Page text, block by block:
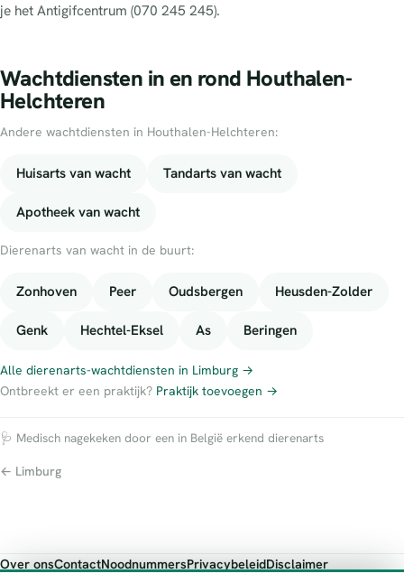
je het Antigifcentrum (070 245 245).
Wachtdiensten in en rond Houthalen-
Helchteren
Andere wachtdiensten in Houthalen-Helchteren:
Huisarts van wacht Tandarts van wacht
Apotheek van wacht
Dierenarts van wacht in de buurt:
Zonhoven Peer Oudsbergen Heusden-Zolder
Genk Hechtel-Eksel As Beringen
Alle dierenarts-wachtdiensten in Limburg →
Ontbreekt er een praktijk? Praktijk toevoegen →
🩺 Medisch nagekeken door een in België erkend dierenarts
← Limburg
Over onsContactNoodnummersPrivacybeleidDisclaimer